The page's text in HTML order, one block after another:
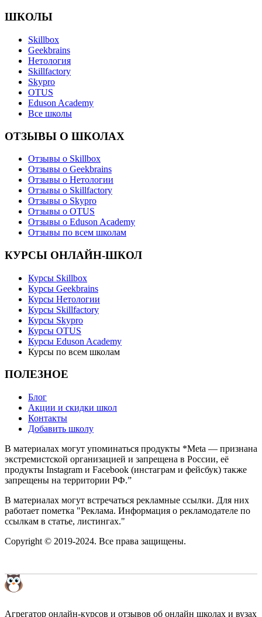
ШКОЛЫ
Skillbox
Geekbrains
Нетология
Skillfactory
Skypro
OTUS
Eduson Academy
Все школы
ОТЗЫВЫ О ШКОЛАХ
Отзывы о Skillbox
Отзывы о Geekbrains
Отзывы о Нетологии
Отзывы о Skillfactory
Отзывы о Skypro
Отзывы о OTUS
Отзывы о Eduson Academy
Отзывы по всем школам
КУРСЫ ОНЛАЙН-ШКОЛ
Курсы Skillbox
Курсы Geekbrains
Курсы Нетологии
Курсы Skillfactory
Курсы Skypro
Курсы OTUS
Курсы Eduson Academy
Курсы по всем школам
ПОЛЕЗНОЕ
Блог
Акции и скидки школ
Контакты
Добавить школу
В материалах могут упоминаться продукты *Meta — признана
экстремистской организацией и запрещена в России, её
продукты Instagram и Facebook (инстаграм и фейсбук) также
запрещены на территории РФ.”
В материалах могут встречаться рекламные ссылки. Для них
работает пометка "Реклама. Информация о рекламодателе по
ссылкам в статье, листингах."
Copyright © 2019-2024. Все права защищены.
Агрегатор онлайн-курсов и отзывов об онлайн школах и вузах